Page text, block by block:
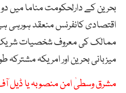
بحرین کے دارلحکومت مناما میں
اقتصادی کانفرنس منعقد
ممالک کی معروف شخصیات شریک
میزبانی بحرین اور امریکہ مشترکہ
مشرق وسطیٰ امن منصوبہ یا ڈیل